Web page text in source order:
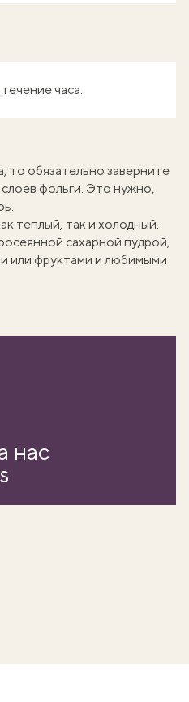
часа.
то обязательно заверните
фольги. Это нужно,
теплый, так и холодный.
сахарной пудрой,
или фруктами и любимыми
нас